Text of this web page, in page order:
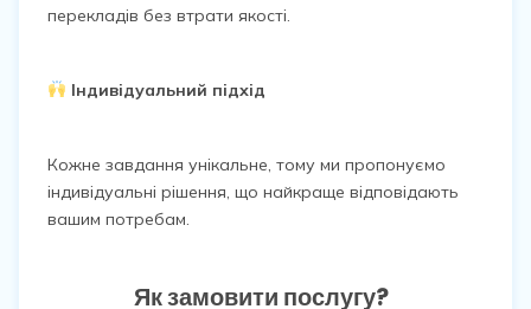
перекладів без втрати якості.
Індивідуальний підхід
Кожне завдання унікальне, тому ми пропонуємо
індивідуальні рішення, що найкраще відповідають
вашим потребам.
Як замовити послугу?